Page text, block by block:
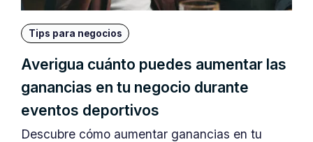
Tips para negocios
Averigua cuánto puedes aumentar las
ganancias en tu negocio durante
eventos deportivos
Descubre cómo aumentar ganancias en tu